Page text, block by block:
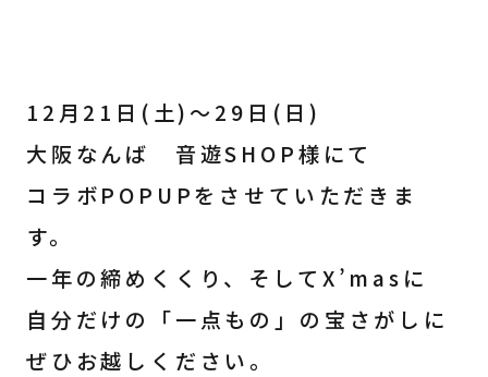
12月21日(土)〜29日(日)
大阪なんば 音遊SHOP様にて
コラボPOPUPをさせていただきま
す。
一年の締めくくり、そしてX’masに
自分だけの「一点もの」の宝さがしに
ぜひお越しください。